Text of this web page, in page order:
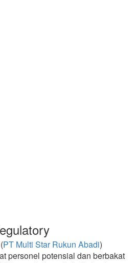
PT Multi Star Rukun Abadi)
personel potensial dan berbakat